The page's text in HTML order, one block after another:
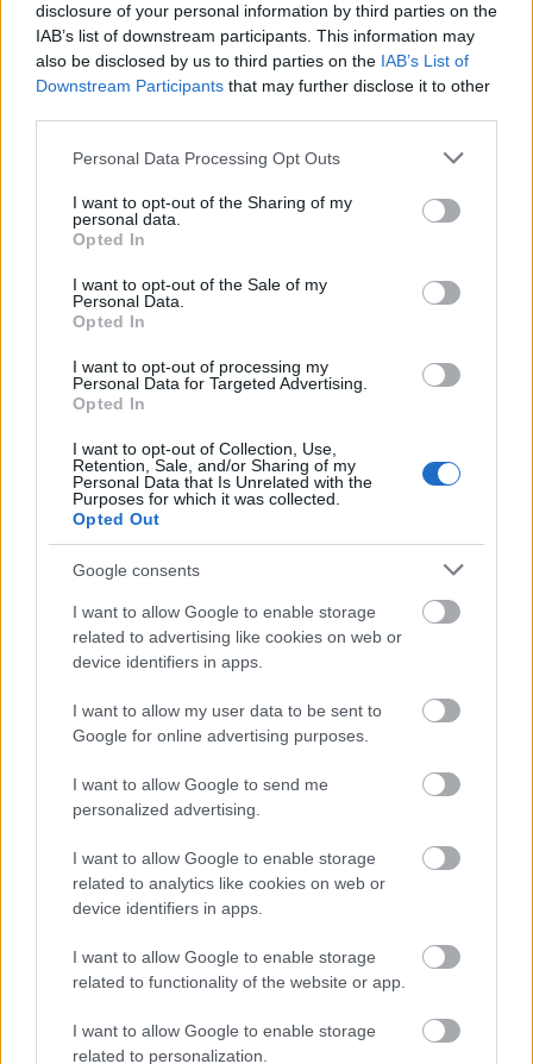
disclosure of your personal information by third parties on the
IAB’s list of downstream participants. This information may
also be disclosed by us to third parties on the IAB’s List of
Downstream Participants that may further disclose it to other
Please note that this website/app uses one or more Google
not limited to your visit or usage behaviour. You may click to
grant or deny consent to Google and its third-party tags to
use your data for below specified purposes in below Google
consent section.
Personal Data Processing Opt Outs
I want to opt-out of the Sharing of my
personal data.
Opted In
I want to opt-out of the Sale of my
Personal Data.
Opted In
I want to opt-out of processing my
Personal Data for Targeted Advertising.
Opted In
I want to opt-out of Collection, Use,
Retention, Sale, and/or Sharing of my
Personal Data that Is Unrelated with the
Purposes for which it was collected.
Opted Out
Google consents
I want to allow Google to enable storage
related to advertising like cookies on web or
device identifiers in apps.
I want to allow my user data to be sent to
Google for online advertising purposes.
I want to allow Google to send me
personalized advertising.
I want to allow Google to enable storage
related to analytics like cookies on web or
device identifiers in apps.
I want to allow Google to enable storage
related to functionality of the website or app.
I want to allow Google to enable storage
related to personalization.
A zeneiparban a CD-lemez eladások továbbra
is csökkenő tendenciát mutatnak, miközben a
digitális lemezpiacból befolyó összegek még
nem pótolják a kieső bevételeket, és ez
részben annak köszönhető, hogy a vásárlók
a teljes albumok helyett csak egy-egy dalt
Forrás: MTI
Zene Pénz Média Internet
ELSTARTOLT A MŰVÉSZETEK VÖLGYE
AZ EMBERSÉG ÜNNEPE
„AZ EMBERT EMBERRÉ TETTE…” – VASÁRNAP